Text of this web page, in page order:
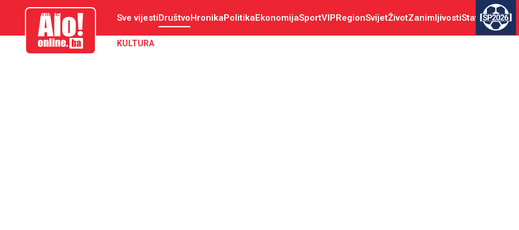
aloonline.ba Sve vijestiDruštvoHronikaPolitikaEkonomijaSportVIPRegionSvijetŽivotZanimljivostiStav SP2026
KULTURA